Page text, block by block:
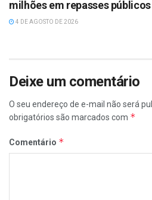
milhões em repasses
4 DE AGOSTO DE 2026
Deixe um comentário
O seu endereço de e-mail não será
obrigatórios são marcados com *
Comentário *